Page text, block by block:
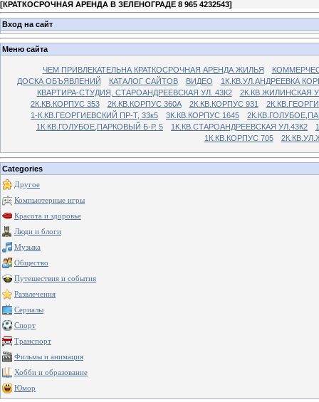
[КРАТКОСРОЧНАЯ АРЕНДА В ЗЕЛЕНОГРАДЕ 8 965 4232543]
Вход на сайт
Меню сайта
ЧЕМ ПРИВЛЕКАТЕЛЬНА КРАТКОСРОЧНАЯ АРЕНДА ЖИЛЬЯ
ДОСКА ОБЪЯВЛЕНИЙ
КАТАЛОГ САЙТОВ ВИДЕО
1К.КВ.УЛ.АНДРЕЕВКА
КВАРТИРА-СТУДИЯ, СТАРОАНДРЕЕВСКАЯ УЛ. 43К2
2К.КВ.ЖИЛИНСКАЯ
2К.КВ.КОРПУС 353
2К.КВ.КОРПУС 360А 2К.КВ.КОРПУС 931
1-К.КВ.ГЕОРГИЕВСКИЙ ПР-Т, 33к5
3К.КВ.КОРПУС 1645
1К.КВ.ГОЛУБОЕ,ПАРКОВЫЙ Б-Р. 5
1К.КВ.СТАРОАНДРЕЕВСКАЯ УЛ.43К2
1К.КВ.КОРПУС 705
Categories
Другое
Компьютерные игры
Красота и здоровье
Люди и блоги
Музыка
Общество
Путешествия и события
Развлечения
Сериалы
Спорт
Транспорт
Фильмы и анимация
Хобби и образование
Юмор